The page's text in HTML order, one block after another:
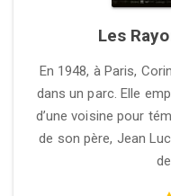
Les
En 1948, à Paris,
dans un parc. Elle
d’une voisine pour
de son père, Jean